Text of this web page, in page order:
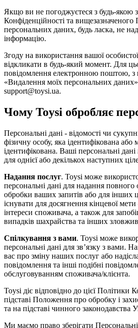
Якщо ви не погоджуєтеся з будь-якою
Конфіденційності та
персональних даних, будь ласка, не
інформацію.
Згоду на використання вашої
відкликати в будь-який момент. Для
повідомлення електронною поштою, з
«Видалення моїх персональних
support@toysi.ua.
Чому Toysi обробляє
Персональні дані - відомості чи
фізичну особу, яка ідентифікована
ідентифікована. Ваші персональні
для однієї або декількох наступних
Надання послуг. Toysi може
персональні дані для надання повного
обробки ваших запитів або для інших
існувати для досягнення кінцевої
інтереси споживача, а також для
випадків шахрайства та інших
Спілкування з вами. Toysi може
персональні дані для зв’язку з вами.
вас про зміну наших послуг або
повідомлення та інші подібні
обслуговуванням споживача/клієнта.
Toysi діє відповідно до цієї Політики
підставі Положення про обробку і
та на підставі чинного законодавства
Ми маємо право зберігати Персональні